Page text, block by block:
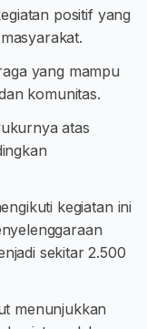
positif yang
yang mampu
komunitas.
atas
kegiatan ini
sekitar 2.500
menunjukkan